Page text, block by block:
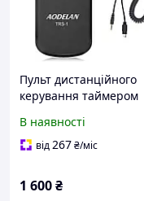
Пульт дистанційного
керування таймером
TRS-1 для Sony a9
В наявності
від267₴/міс
1 600₴